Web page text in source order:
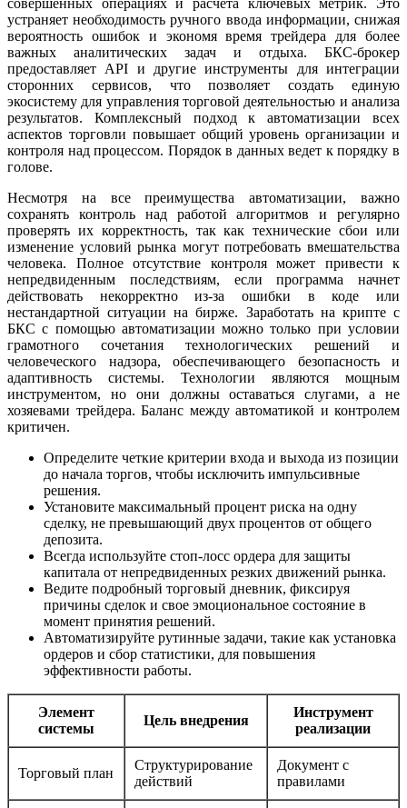
устраняет необходимость ручного ввода информации, снижая
вероятность ошибок и экономя время трейдера для более
важных аналитических задач и отдыха. БКС-брокер
предоставляет API и другие инструменты для интеграции
сторонних сервисов, что позволяет создать единую
экосистему для управления торговой деятельностью и анализа
результатов. Комплексный подход к автоматизации всех
аспектов торговли повышает общий уровень организации и
контроля над процессом. Порядок в данных ведет к порядку в
голове.
Несмотря на все преимущества автоматизации, важно
сохранять контроль над работой алгоритмов и регулярно
проверять их корректность, так как технические сбои или
изменение условий рынка могут потребовать вмешательства
человека. Полное отсутствие контроля может привести к
непредвиденным последствиям, если программа начнет
действовать некорректно из-за ошибки в коде или
нестандартной ситуации на бирже. Заработать на крипте с
БКС с помощью автоматизации можно только при условии
грамотного сочетания технологических решений и
человеческого надзора, обеспечивающего безопасность и
адаптивность системы. Технологии являются мощным
инструментом, но они должны оставаться слугами, а не
хозяевами трейдера. Баланс между автоматикой и контролем
критичен.
Определите четкие критерии входа и выхода из позиции
до начала торгов, чтобы исключить импульсивные
решения.
Установите максимальный процент риска на одну
сделку, не превышающий двух процентов от общего
депозита.
Всегда используйте стоп-лосс ордера для защиты
капитала от непредвиденных резких движений рынка.
Ведите подробный торговый дневник, фиксируя
причины сделок и свое эмоциональное состояние в
момент принятия решений.
Автоматизируйте рутинные задачи, такие как установка
ордеров и сбор статистики, для повышения
эффективности работы.
Элемент
системы
Цель внедрения
Инструмент
реализации
Торговый план
Структурирование
действий
Документ с
правилами